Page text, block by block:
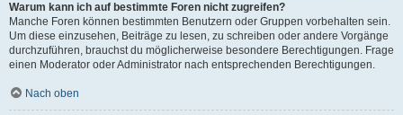
Warum kann ich auf bestimmte Foren nicht zugreifen?
Manche Foren können bestimmten Benutzern oder Gruppen vorbehalten sein.
Um diese einzusehen, Beiträge zu lesen, zu schreiben oder andere Vorgänge
durchzuführen, brauchst du möglicherweise besondere Berechtigungen. Frage
einen Moderator oder Administrator nach entsprechenden Berechtigungen.
Nach oben